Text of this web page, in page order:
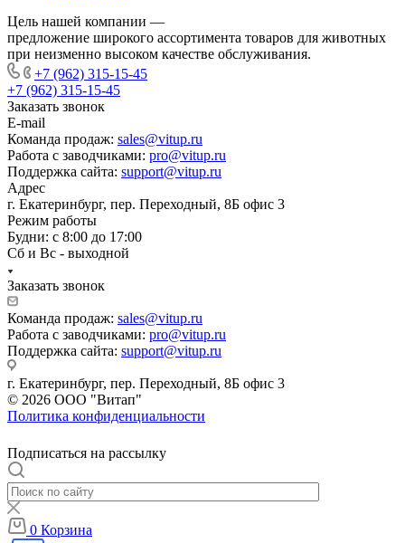
Цель нашей компании —
предложение широкого ассортимента товаров для животных
при неизменно высоком качестве обслуживания.
+7 (962) 315-15-45
+7 (962) 315-15-45
Заказать звонок
E-mail
Команда продаж: sales@vitup.ru
Работа с заводчиками: pro@vitup.ru
Поддержка сайта: support@vitup.ru
Адрес
г. Екатеринбург, пер. Переходный, 8Б офис 3
Режим работы
Будни: с 8:00 до 17:00
Сб и Вс - выходной
Заказать звонок
Команда продаж: sales@vitup.ru
Работа с заводчиками: pro@vitup.ru
Поддержка сайта: support@vitup.ru
г. Екатеринбург, пер. Переходный, 8Б офис 3
© 2026 ООО "Витап"
Политика конфиденциальности
Подписаться на рассылку
0 Корзина